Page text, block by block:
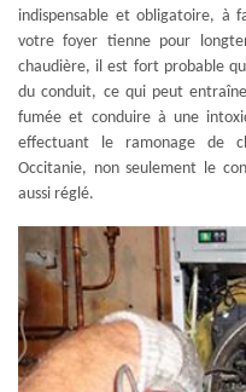
indispensable et obligatoire, à
votre foyer tienne pour
chaudière, il est fort probable
du conduit, ce qui peut
fumée et conduire à une
effectuant le ramonage de
Occitanie, non seulement le
aussi réglé.